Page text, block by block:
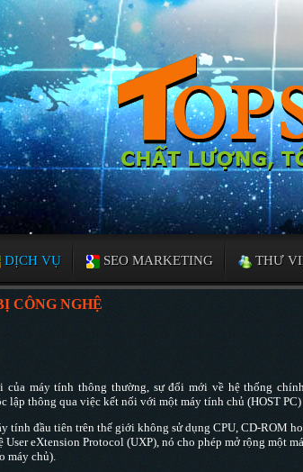
DỊCH VỤ SEO MARKETING THƯ
CÔNG NGHỆ
máy tính thông thường, sự đổi mới về hệ thống
thông qua việc kết nối với một máy tính chủ (HOST PC)
tính đầu tiên trên thế giới không sử dụng CPU, CD-ROM
User eXtension Protocol (UXP), nó cho phép mở rộng một
máy chủ).